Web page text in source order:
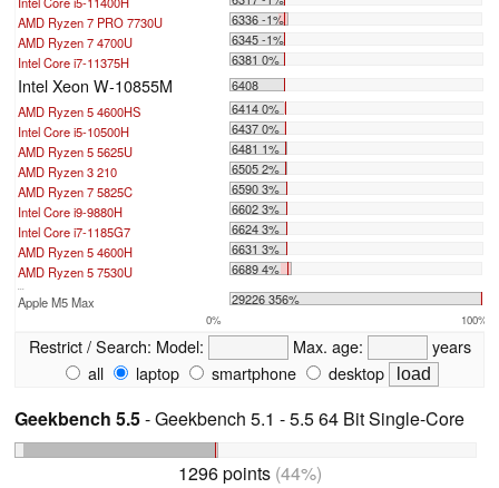
AMD Ryzen 7 PRO 7730U
6336 -1%
AMD Ryzen 7 4700U
6345 -1%
Intel Core i7-11375H
6381 0%
Intel Xeon W-10855M
6408
AMD Ryzen 5 4600HS
6414 0%
Intel Core i5-10500H
6437 0%
AMD Ryzen 5 5625U
6481 1%
AMD Ryzen 3 210
6505 2%
AMD Ryzen 7 5825C
6590 3%
Intel Core i9-9880H
6602 3%
Intel Core i7-1185G7
6624 3%
AMD Ryzen 5 4600H
6631 3%
AMD Ryzen 5 7530U
6689 4%
...
Apple M5 Max 29226 356%
0% 100%
Restrict / Search: Model: Max. age:
years
all
laptop smartphone desktop
Geekbench 5.5- Geekbench 5.1 - 5.5 64 Bit Single-Core
1296 points(44%)